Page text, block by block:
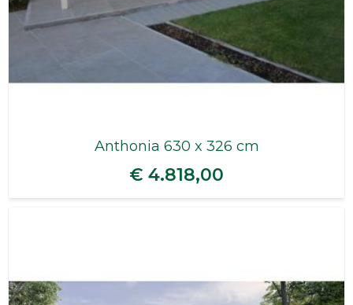
Anthonia 630 x 326 cm
€ 4.818,00